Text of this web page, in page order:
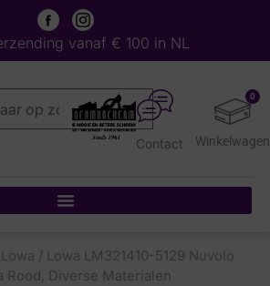
vanaf € 100 in NL
0
Contact
Lowa / Lowa LM321410-5129 Nuvolo
Rood, Diverse Materialen